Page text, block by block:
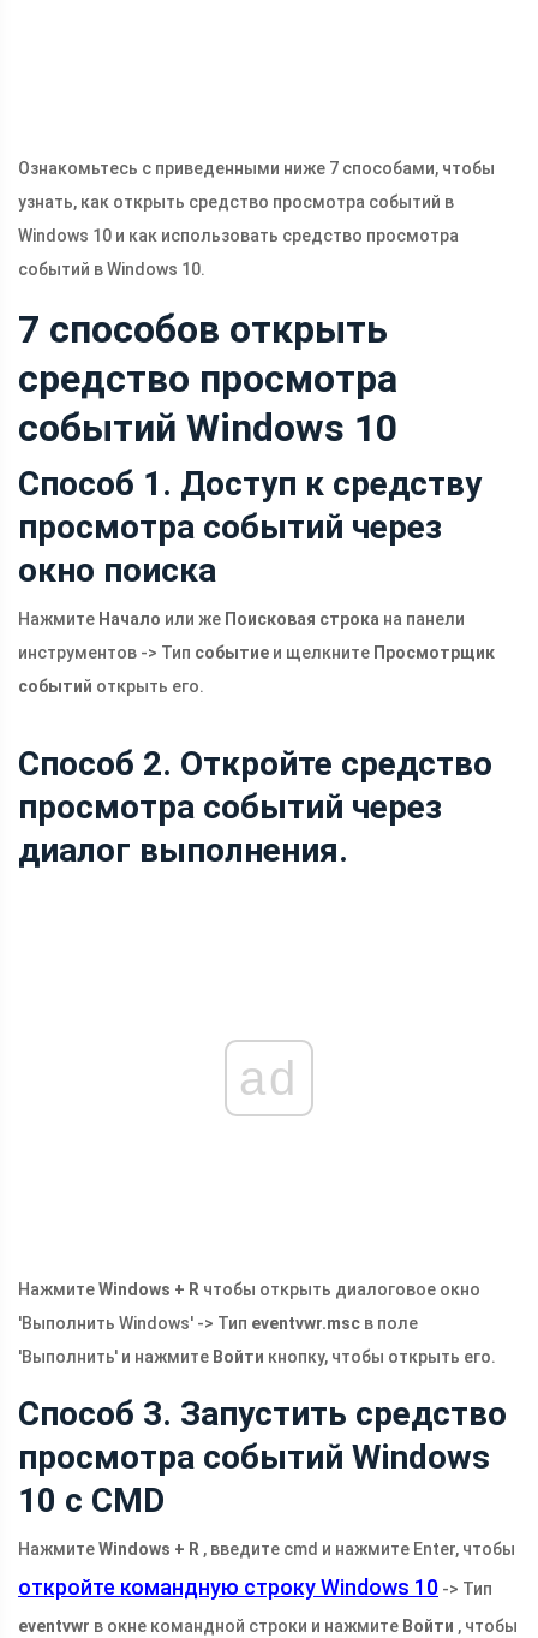
Ознакомьтесь с приведенными ниже 7 способами, чтобы
узнать, как открыть средство просмотра событий в
Windows 10 и как использовать средство просмотра
событий в Windows 10.
7 способов открыть
средство просмотра
событий Windows 10
Способ 1. Доступ к средству
просмотра событий через
окно поиска
Нажмите Начало или же Поисковая строка на панели
инструментов -> Тип событие и щелкните Просмотрщик
событий открыть его.
Способ 2. Откройте средство
просмотра событий через
диалог выполнения.
ad
НажмитеWindows + R чтобы открыть диалоговое окно
'Выполнить Windows' -> Тип eventvwr.msc в поле
'Выполнить' и нажмите Войти кнопку, чтобы открыть его.
Способ 3. Запустить средство
просмотра событий Windows
10 с CMD
НажмитеWindows + R , введите cmd и нажмите Enter, чтобы
откройте командную строку Windows 10 -> Тип
eventvwr в окне командной строки и нажмите Войти , чтобы